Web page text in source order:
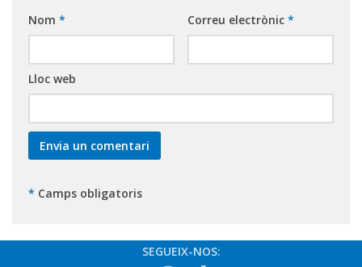
Nom * Correu electrònic *
Lloc web
* Camps obligatoris
SEGUEIX-NOS: